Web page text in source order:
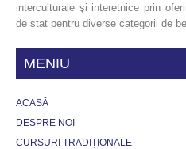
interculturale şi interetnice prin
de stat pentru diverse categorii de
MENIU
ACASĂ
DESPRE NOI
CURSURI TRADIȚIONALE